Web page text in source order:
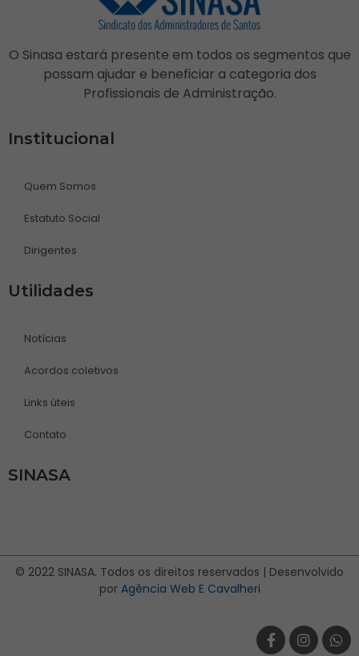
O Sinasa estará presente em todos os segmentos que
possam ajudar e beneficiar a categoria dos
Profissionais de Administração.
Institucional
Quem Somos
Estatuto Social
Dirigentes
Utilidades
Notícias
Acordos coletivos
Links úteis
Contato
SINASA
© 2022 SINASA. Todos os direitos reservados | Desenvolvido
por Agência Web E Cavalheri